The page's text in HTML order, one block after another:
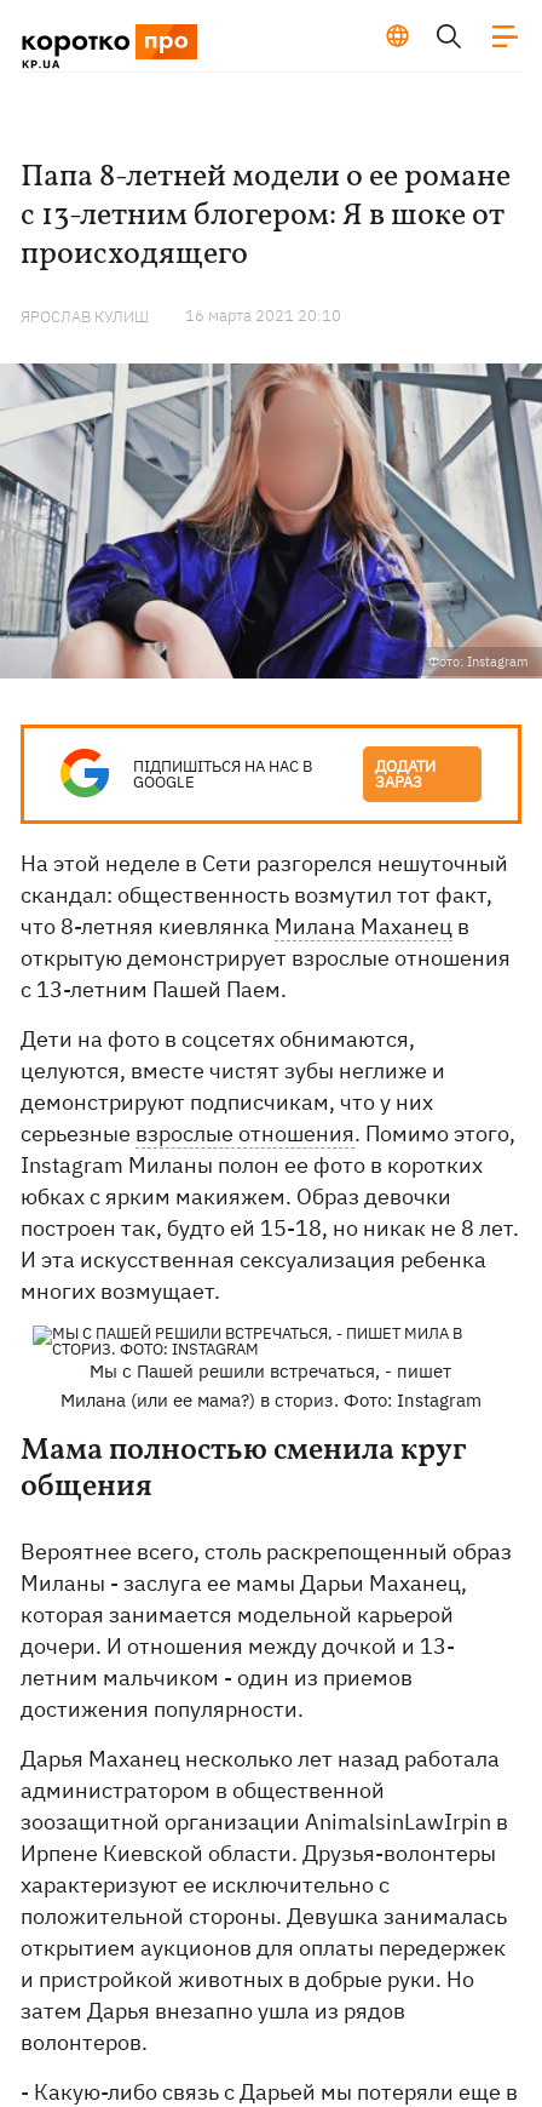
Папа 8-летней модели о ее романе
с 13-летним блогером: Я в шоке от
происходящего
ЯРОСЛАВ КУЛИШ 16 марта 2021 20:10
Фото: Instagram
ПІДПИШІТЬСЯ НА НАС В
GOOGLE
ДОДАТИ
ЗАРАЗ
На этой неделе в Сети разгорелся нешуточный
скандал: общественность возмутил тот факт,
что 8-летняя киевлянка Милана Маханец в
открытую демонстрирует взрослые отношения
с 13-летним Пашей Паем.
Дети на фото в соцсетях обнимаются,
целуются, вместе чистят зубы неглиже и
демонстрируют подписчикам, что у них
серьезные взрослые отношения. Помимо этого,
Instagram Миланы полон ее фото в коротких
юбках с ярким макияжем. Образ девочки
построен так, будто ей 15-18, но никак не 8 лет.
И эта искусственная сексуализация ребенка
многих возмущает.
Мы с Пашей решили встречаться, - пишет
Милана (или ее мама?) в сториз. Фото: Instagram
Мама полностью сменила круг
общения
Вероятнее всего, столь раскрепощенный образ
Миланы - заслуга ее мамы Дарьи Маханец,
которая занимается модельной карьерой
дочери. И отношения между дочкой и 13-
летним мальчиком - один из приемов
достижения популярности.
Дарья Маханец несколько лет назад работала
администратором в общественной
зоозащитной организации AnimalsinLawIrpin в
Ирпене Киевской области. Друзья-волонтеры
характеризуют ее исключительно с
положительной стороны. Девушка занималась
открытием аукционов для оплаты передержек
и пристройкой животных в добрые руки. Но
затем Дарья внезапно ушла из рядов
волонтеров.
- Какую-либо связь с Дарьей мы потеряли еще в